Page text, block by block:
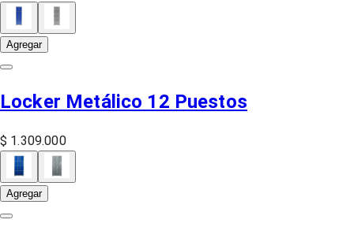
Agregar
Locker Metálico 12 Puestos
$ 1.309.000
Agregar